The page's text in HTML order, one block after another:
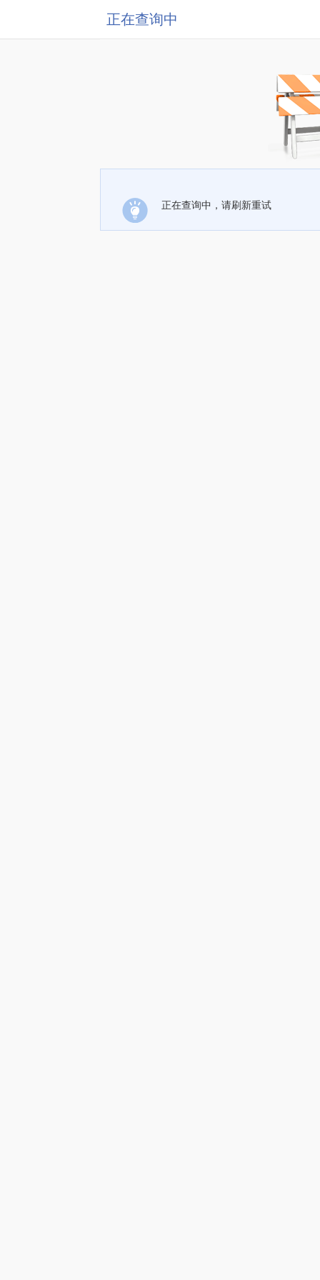
正在查询中
正在查询中，请刷新重试